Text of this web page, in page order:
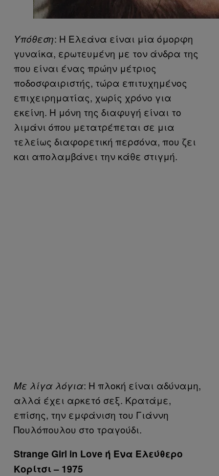
Υπόθεση: Η Ελεάνα είναι μία όμορφη
γυναίκα, ερωτευμένη με τον άνδρα της
που είναι ένας πρώην μέτριος
ποδοσφαιριστής, τώρα επιτυχημένος
επιχειρηματίας, χωρίς χρόνο για
εκείνη. Η μόνη της διαφυγή είναι το
λιμάνι όπου μετατρέπεται σε μια
τελείως διαφορετική περσόνα, που ζει
και απολαμβάνει την κάθε στιγμή.
Με λίγα λόγια: Η πλοκή είναι αδύναμη,
αλλά έχει αρκετό σεξ. Κρατάμε,
επίσης, την εμφάνιση του Γιάννη
Πουλόπουλου στο τραγούδι.
Strange Girl in Love ή Ενα Ελεύθερο
Κορίτσι – 1975